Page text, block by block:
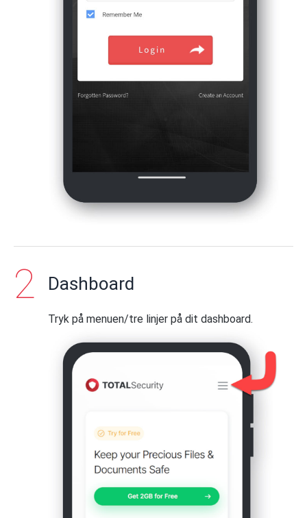
Dashboard
Tryk på menuen/tre linjer på dit dashboard.